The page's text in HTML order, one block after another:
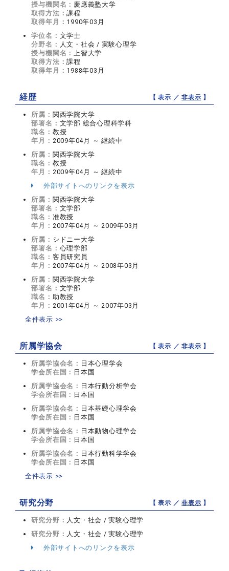
授与機関名： 慶應義塾大学
取得方法：課程
取得年月： 1990年03月
学位名： 文学士
分野名： 人文・社会 / 実験心理学
授与機関名：上智大学
取得方法：課程
取得年月： 1988年03月
経歴 【 表示 ／非表示 】
所属： 関西学院大学
部署名： 文学部 総合心理科学科
職名： 教授
年月： 2009年04月 ～ 継続中
所属： 関西学院大学
職名： 教授
年月： 2009年04月 ～ 継続中
外部サイトへのリンクを表示
所属： 関西学院大学
部署名： 文学部
職名： 准教授
年月： 2007年04月 ～ 2009年03月
所属： シドニー大学
部署名： 心理学部
職名： 客員研究員
年月： 2007年04月 ～ 2008年03月
所属： 関西学院大学
部署名： 文学部
職名： 助教授
年月： 2001年04月 ～ 2007年03月
全件表示 >>
所属学協会 【 表示 ／非表示 】
所属学協会名： 日本心理学会
学会所在国： 日本国
所属学協会名： 日本行動分析学会
学会所在国： 日本国
所属学協会名： 日本基礎心理学会
学会所在国： 日本国
所属学協会名： 日本動物心理学会
学会所在国： 日本国
所属学協会名： 日本行動科学学会
学会所在国： 日本国
全件表示 >>
研究分野 【 表示 ／非表示 】
研究分野： 人文・社会 / 実験心理学
研究分野： 人文・社会 / 実験心理学
外部サイトへのリンクを表示